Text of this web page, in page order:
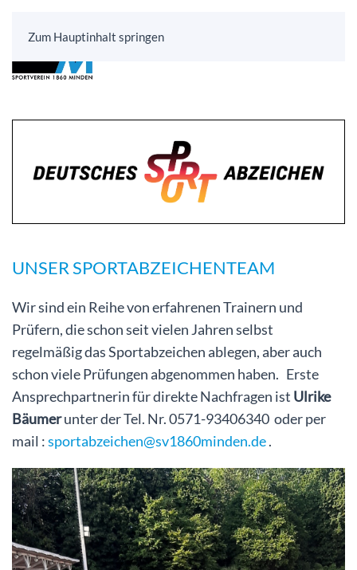
Zum Hauptinhalt springen
UNSER SPORTABZEICHENTEAM
Wir sind ein Reihe von erfahrenen Trainern und
Prüfern, die schon seit vielen Jahren selbst
regelmäßig das Sportabzeichen ablegen, aber auch
schon viele Prüfungen abgenommen haben. Erste
Ansprechpartnerin für direkte Nachfragen ist Ulrike
Bäumerunter der Tel. Nr. 0571-93406340 oder per
mail :sportabzeichen@sv1860minden.de.